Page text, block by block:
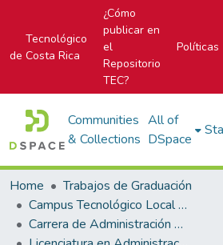
Tecnológico
de Costa Rica
¿Cómo
publicar en
el
Repositorio
TEC?
Políticas
Communities
& Collections
All of
DSpace
Home
Trabajos de Graduación
Campus Tecnológico Local San José
Carrera de Administración de Empresa